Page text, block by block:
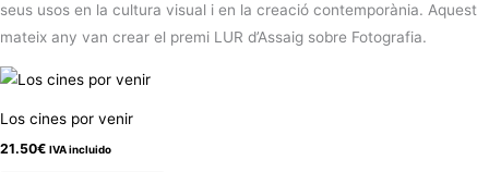
seus usos en la cultura visual i en la creació contemporània. Aquest
mateix any van crear el premi LUR d’Assaig sobre Fotografia.
Los cines por venir
21.50€ IVA incluido